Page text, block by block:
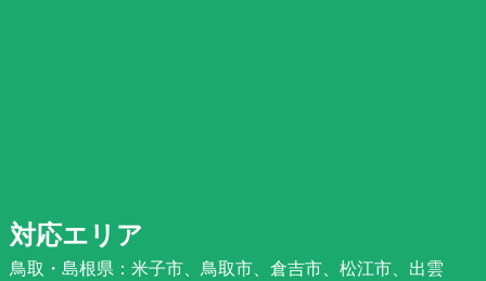
対応エリア
鳥取・島根県：米子市、鳥取市、倉吉市、松江市、出雲